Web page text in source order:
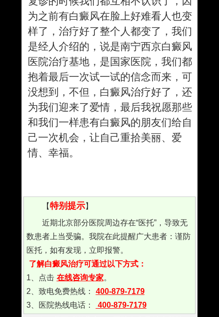
为之前有白癜风在脸上好难看人也变
样了，治疗好了整个人都变了，我们
是经人介绍的，说是南宁西京白癜风
医院治疗基地，是国家医院，我们都
抱着最后一次试一试的信念而来，可
没想到，不但，白癜风治疗好了，还
为我们迎来了爱情，最后我祝愿那些
和我们一样患有白癜风的朋友们给自
己一次机会，让自己重拾美丽、爱
情、幸福。
【特别提示】
近期北京部分医院周边存在“医托”，导致无
数患者上当受骗。我院在此提醒广大患者：谨防
医托，如有发现，立即报警。
了解白癜风治疗可通过以下方式：
1、点击 在线咨询专家。
2、致电免费热线：
400-879-7179
3、医院热线电话：
400-879-7179